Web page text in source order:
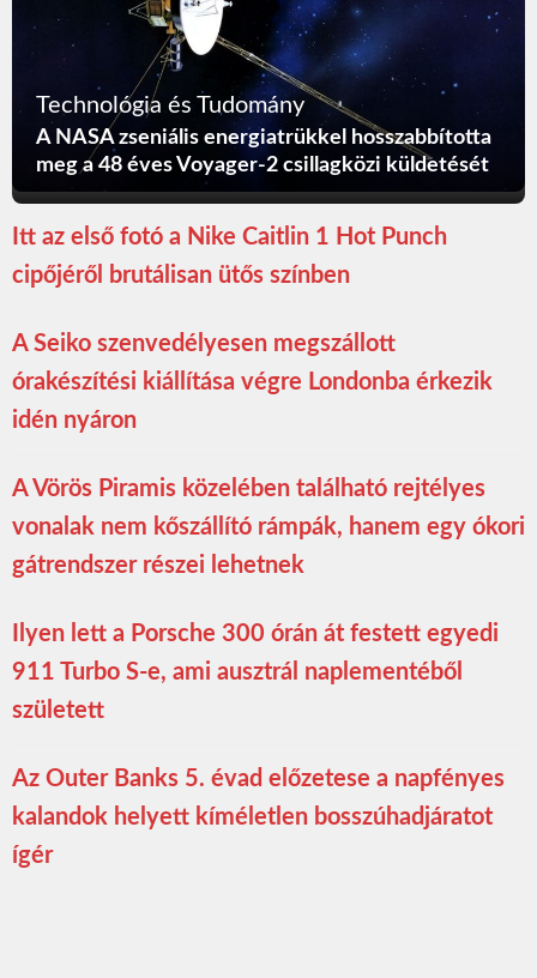
Technológia és Tudomány
A NASA zseniális energiatrükkel hosszabbította
meg a 48 éves Voyager-2 csillagközi küldetését
Itt az első fotó a Nike Caitlin 1 Hot Punch
cipőjéről brutálisan ütős színben
A Seiko szenvedélyesen megszállott
órakészítési kiállítása végre Londonba érkezik
idén nyáron
A Vörös Piramis közelében található rejtélyes
vonalak nem kőszállító rámpák, hanem egy ókori
gátrendszer részei lehetnek
Ilyen lett a Porsche 300 órán át festett egyedi
911 Turbo S-e, ami ausztrál naplementéből
született
Az Outer Banks 5. évad előzetese a napfényes
kalandok helyett kíméletlen bosszúhadjáratot
ígér